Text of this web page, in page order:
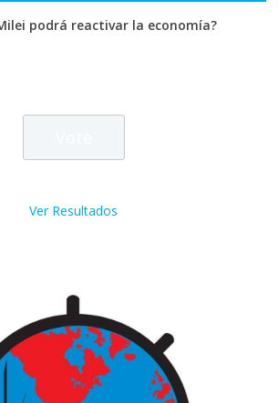
podrá reactivar la economía?
Ver Resultados